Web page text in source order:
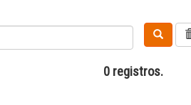
0 registros.